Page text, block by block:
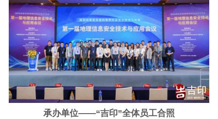
承办单位——“吉印”全体员工合照